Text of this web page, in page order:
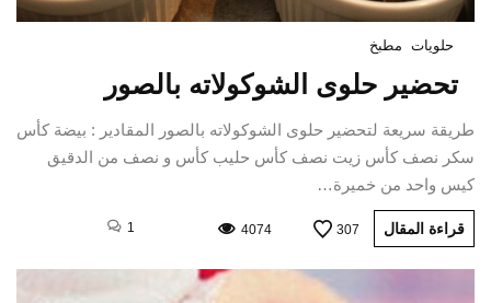
حلويات مطبخ
تحضير حلوى الشوكولاته بالصور
طريقة سريعة لتحضير حلوى الشوكولاته بالصور المقادير : بيضة كأس
سكر نصف كأس زيت نصف كأس حليب كأس و نصف من الدقيق
كيس واحد من خميرة…
قراءة المقال 307
4074
1